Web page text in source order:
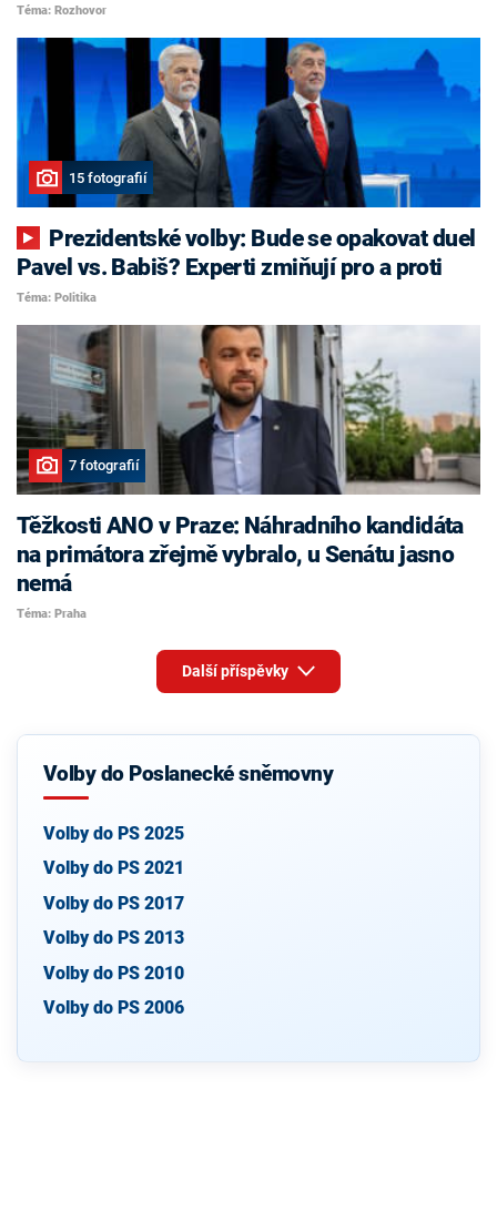
Téma: Rozhovor
15 fotografií
Pavel vs. Babiš? Experti zmiňují pro a proti
Téma: Politika
7 fotografií
Těžkosti ANO v Praze: Náhradního kandidáta
na primátora zřejmě vybralo, u Senátu jasno
nemá
Téma: Praha
Další příspěvky
Volby do Poslanecké sněmovny
Volby do PS 2025
Volby do PS 2021
Volby do PS 2017
Volby do PS 2013
Volby do PS 2010
Volby do PS 2006